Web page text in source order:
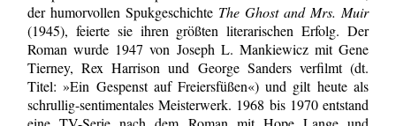
der humorvollen Spukgeschichte The Ghost and Mrs. Muir
(1945), feierte sie ihren größten literarischen Erfolg. Der
Roman wurde 1947 von Joseph L. Mankiewicz mit Gene
Tierney, Rex Harrison und George Sanders verfilmt (dt.
Titel: »Ein Gespenst auf Freiersfüßen«) und gilt heute als
schrullig-sentimentales Meisterwerk. 1968 bis 1970 entstand